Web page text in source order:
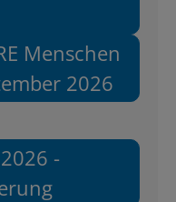
Menschen
2026
-